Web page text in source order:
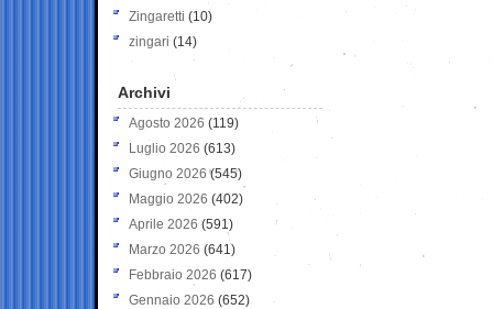
Zingaretti (10)
zingari (14)
Archivi
Agosto 2026 (119)
Luglio 2026 (613)
Giugno 2026 (545)
Maggio 2026 (402)
Aprile 2026 (591)
Marzo 2026 (641)
Febbraio 2026 (617)
Gennaio 2026 (652)